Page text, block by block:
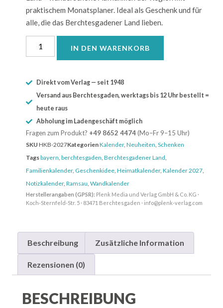
praktischem Monatsplaner. Ideal als Geschenk und für
alle, die das Berchtesgadener Land lieben.
IN DEN WARENKORB
Direkt vom Verlag — seit 1948
Versand aus Berchtesgaden, werktags bis 12 Uhr bestellt =
heute raus
Abholung im Ladengeschäft möglich
Fragen zum Produkt? +49 8652 4474(Mo–Fr 9–15 Uhr)
SKU HKB-2027KategorienKalender, Neuheiten, Schenken
Tagsbayern, berchtesgaden, Berchtesgadener Land,
Familienkalender, Geschenkidee, Heimatkalender, Kalender 2027,
Notizkalender, Ramsau, Wandkalender
Herstellerangaben (GPSR): Plenk Media und Verlag GmbH & Co. KG ·
Koch-Sternfeld-Str. 5 · 83471 Berchtesgaden · info@plenk-verlag.com
Beschreibung Zusätzliche Information
Rezensionen (0)
BESCHREIBUNG